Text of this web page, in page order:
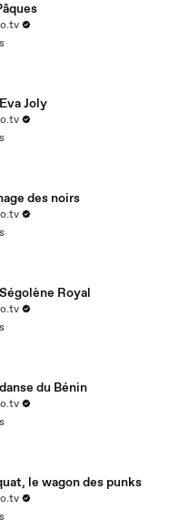
Joly
des noirs
Royal
du Bénin
le wagon des punks